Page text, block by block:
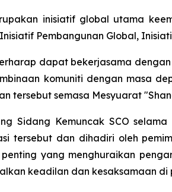
inisiatif global utama
Pembangunan Global,
dapat bekerjasama
komuniti dengan masa
tersebut semasa Mesyuarat
Sidang Kemuncak SCO
tersebut dan dihadiri oleh
yang menghuraikan
keadilan dan kesaksamaan